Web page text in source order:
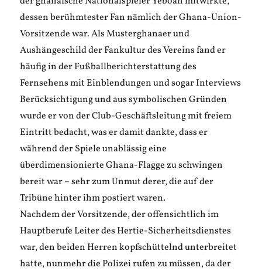
dessen berühmtester Fan nämlich der Ghana-Union-
Vorsitzende war. Als Musterghanaer und
Aushängeschild der Fankultur des Vereins fand er
häufig in der Fußballberichterstattung des
Fernsehens mit Einblendungen und sogar Interviews
Berücksichtigung und aus symbolischen Gründen
wurde er von der Club-Geschäftsleitung mit freiem
Eintritt bedacht, was er damit dankte, dass er
während der Spiele unablässig eine
überdimensionierte Ghana-Flagge zu schwingen
bereit war – sehr zum Unmut derer, die auf der
Tribüne hinter ihm postiert waren.
Nachdem der Vorsitzende, der offensichtlich im
Hauptberufe Leiter des Hertie-Sicherheitsdienstes
war, den beiden Herren kopfschüttelnd unterbreitet
hatte, nunmehr die Polizei rufen zu müssen, da der